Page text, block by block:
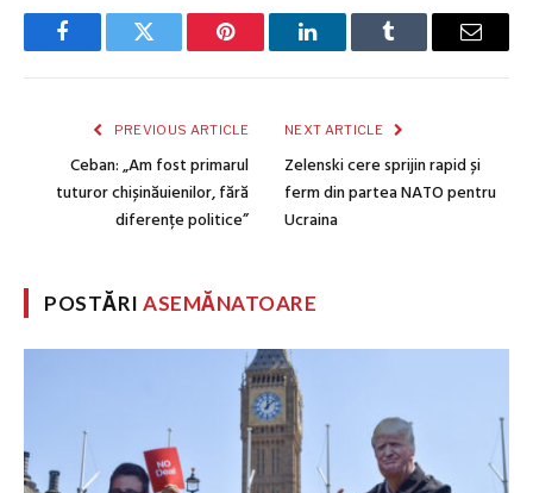
FacebookTwitter Pinterest LinkedInTumblr Email
PREVIOUS ARTICLE
Ceban: „Am fost primarul
tuturor chișinăuienilor, fără
diferențe politice”
NEXT ARTICLE
Zelenski cere sprijin rapid și
ferm din partea NATO pentru
Ucraina
POSTĂRIASEMĂNATOARE